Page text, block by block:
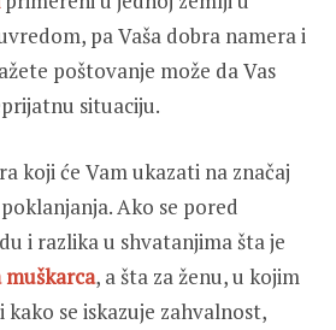
pa Vaša dobra namera i
poštovanje može da Vas
situaciju.
koji će Vam ukazati na značaj
Ako se pored
i razlika u shvatanjima šta je
, a šta za ženu, u kojim
se iskazuje zahvalnost,